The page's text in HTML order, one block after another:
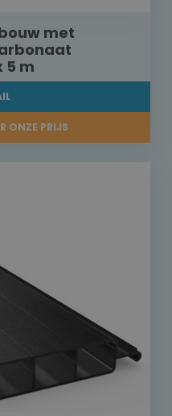
met
5 m
ONZE PRIJS